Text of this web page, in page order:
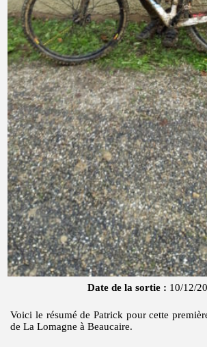
Date de la sortie : 10/12/
Voici le résumé de Patrick pour cette
de La Lomagne à Beaucaire.